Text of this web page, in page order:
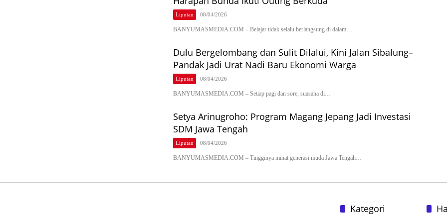
Liputan 08/04/2026
BANYUMASMEDIA.COM – Belajar tidak selalu berlangsung di dalam…
Dulu Bergelombang dan Sulit Dilalui, Kini Jalan Sibalung–
Pandak Jadi Urat Nadi Baru Ekonomi Warga
Liputan 08/04/2026
BANYUMASMEDIA.COM – Setiap pagi dan sore, suasana di…
Setya Arinugroho: Program Magang Jepang Jadi Investasi
SDM Jawa Tengah
Liputan 08/04/2026
BANYUMASMEDIA.COM – Tingginya minat generasi muda Jawa Tengah…
Kategori